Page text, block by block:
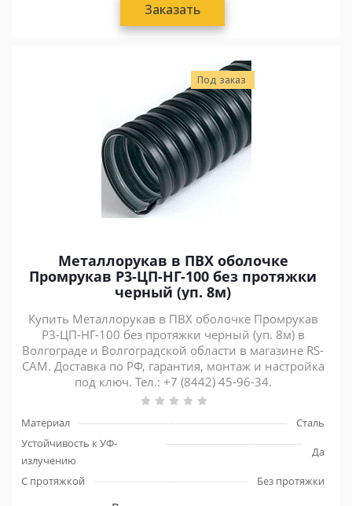
Заказать
Под заказ
Металлорукав в ПВХ оболочке
Промрукав Р3-ЦП-НГ-100 без протяжки
черный (уп. 8м)
Купить Металлорукав в ПВХ оболочке Промрукав
Р3-ЦП-НГ-100 без протяжки черный (уп. 8м) в
Волгограде и Волгоградской области в магазине RS-
CAM. Доставка по РФ, гарантия, монтаж и настройка
под ключ. Тел.: +7 (8442) 45-96-34.
Материал
Сталь
Устойчивость к УФ-
излучению
Да
С протяжкой Без протяжки